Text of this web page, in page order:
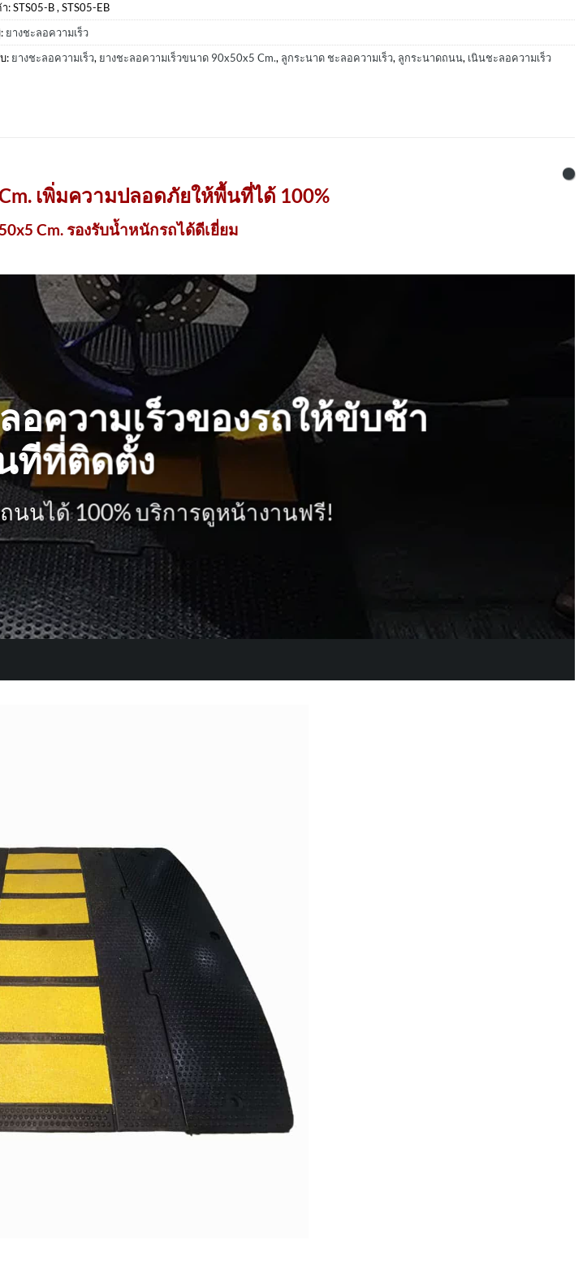
:STS05-B , STS05-EB
ยางชะลอความเร็ว
: ยางชะลอความเร็ว, ยางชะลอความเร็วขนาด 90x50x5 Cm., ลูกระนาด ชะลอความเร็ว, ลูกระนาดถนน, เนินชะลอความเร็ว
เพิ่มความปลอดภัยให้พื้นที่ได้ 100%
Cm. รองรับน้ำหนักรถได้ดีเยี่ยม
อความเร็วของรถให้ขับช้า
ทีที่ติดตั้ง
นนได้ 100% บริการดูหน้างานฟรี!